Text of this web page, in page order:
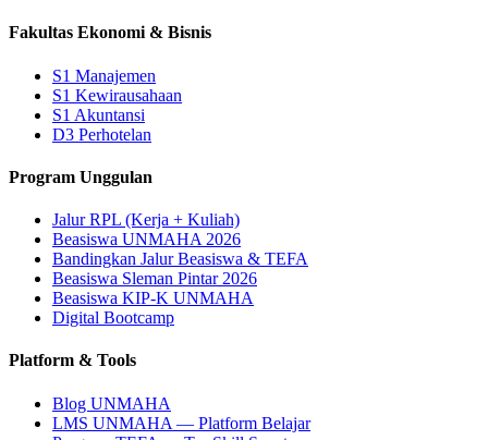
Fakultas Ekonomi & Bisnis
S1 Manajemen
S1 Kewirausahaan
S1 Akuntansi
D3 Perhotelan
Program Unggulan
Jalur RPL (Kerja + Kuliah)
Beasiswa UNMAHA 2026
Bandingkan Jalur Beasiswa & TEFA
Beasiswa Sleman Pintar 2026
Beasiswa KIP-K UNMAHA
Digital Bootcamp
Platform & Tools
Blog UNMAHA
LMS UNMAHA — Platform Belajar